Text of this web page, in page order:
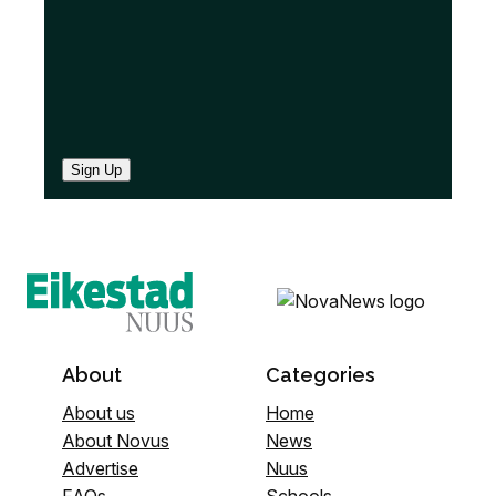
Sign Up
About
About us
About Novus
Advertise
Categories
Home
News
Nuus